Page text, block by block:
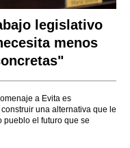
legislativo
menos
a Evita es
una alternativa que le
pueblo el futuro que se